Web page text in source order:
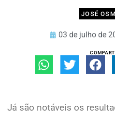
JOSÉ
03 de julho de
Já são notáveis os